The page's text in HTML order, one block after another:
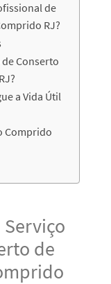
de
RJ?
Conserto
a Vida Útil
Comprido
Serviço
de